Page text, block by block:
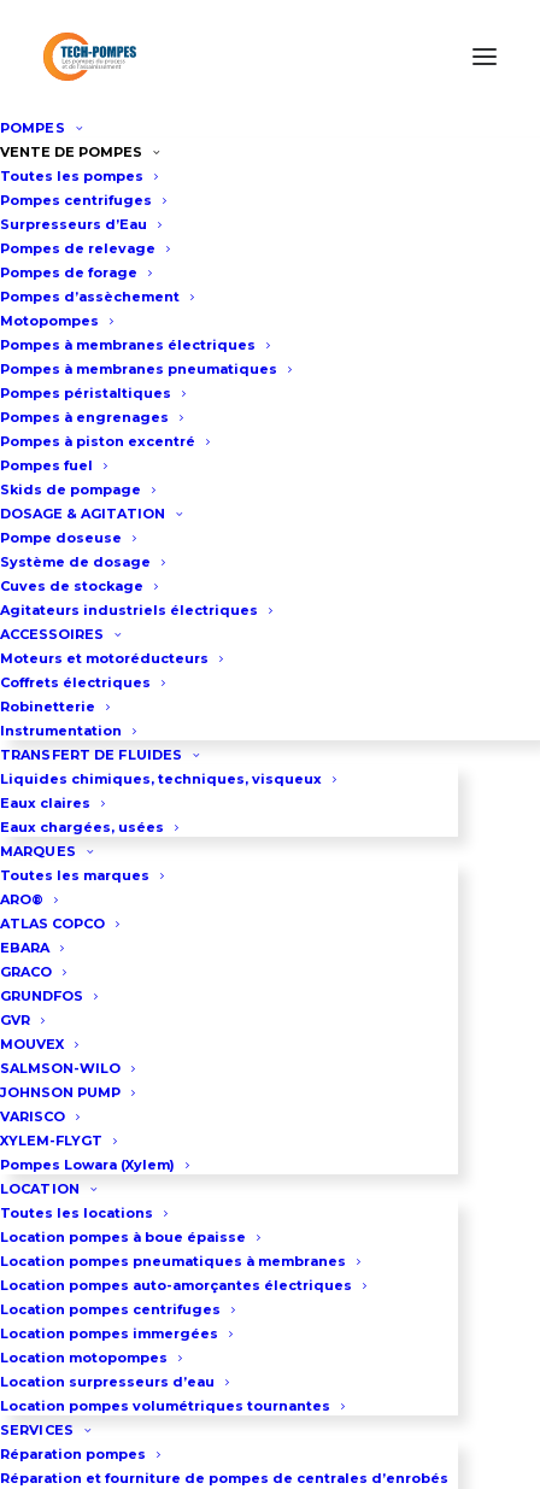
POMPES
VENTE DE POMPES
Toutes les pompes
Pompes centrifuges
Surpresseurs d’Eau
Pompes de relevage
Pompes de forage
Pompes d’assèchement
Motopompes
Pompes à membranes électriques
Pompes à membranes pneumatiques
Pompes péristaltiques
Pompes à engrenages
Pompes à piston excentré
Pompes fuel
Skids de pompage
DOSAGE & AGITATION
Pompe doseuse
Système de dosage
Cuves de stockage
Agitateurs industriels électriques
ACCESSOIRES
Moteurs et motoréducteurs
Coffrets électriques
Robinetterie
Instrumentation
TRANSFERT DE FLUIDES
Liquides chimiques, techniques, visqueux
Eaux claires
Eaux chargées, usées
MARQUES
Toutes les marques
ARO®
ATLAS COPCO
EBARA
GRACO
GRUNDFOS
GVR
MOUVEX
SALMSON-WILO
JOHNSON PUMP
VARISCO
XYLEM-FLYGT
Pompes Lowara (Xylem)
LOCATION
Toutes les locations
Location pompes à boue épaisse
Location pompes pneumatiques à membranes
Location pompes auto-amorçantes électriques
Location pompes centrifuges
Location pompes immergées
Location motopompes
Location surpresseurs d’eau
Location pompes volumétriques tournantes
SERVICES
Réparation pompes
Réparation et fourniture de pompes de centrales d’enrobés
Accueil /Pompes à engrenages
d’arbre – Modèle B
Pompe à engrenages à bout
d’arbre – Modèle B
Fiche technique
Débit : 185 l/heure jusqu’à 60
m3/heure
Pression : jusqu’à 12 bar
Puissance moteur : de 0,37 Kw
jusqu’à 37 Kw 50 – 60 Hz
Entrainement de la pompe par
moteur entrainement direct ou
motoréducteur
Vitesses moteur pour
entrainement direct : 750 – 1000 –
1500 Tr/min
Vitesse motoréducteur : Toutes
1500Tr/min
pompe avec moteur ou
accouplement semi élastique est
motorisation
La construction standard se
compose de : corps et couvercle
en fonte, arbres et engrenages en
acier, joints en Viton, bagues en
acier-bronze-PTFE et garniture
mécanique en
céramique/graphite joints Viton.